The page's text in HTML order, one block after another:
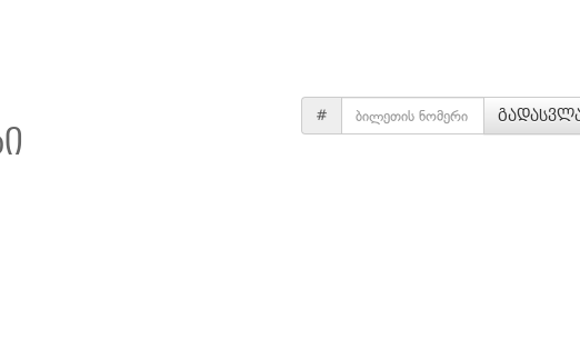
#